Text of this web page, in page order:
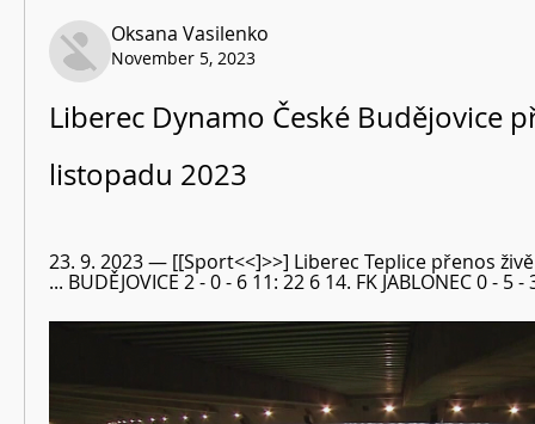
Oksana Vasilenko
November 5, 2023
Liberec Dynamo České Budějovice
listopadu 2023
23. 9. 2023 — [[Sport<<]>>] Liberec Teplice přenos
... BUDĚJOVICE 2 - 0 - 6 11: 22 6 14. FK JABLONEC 0 - 5 -